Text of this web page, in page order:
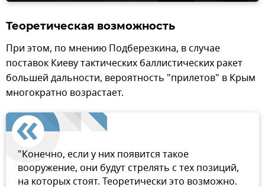
Теоретическая возможность
При этом, по мнению Подберезкина, в случае
поставок Киеву тактических баллистических ракет
большей дальности, вероятность "прилетов" в Крым
многократно возрастает.
"Конечно, если у них появится такое
вооружение, они будут стрелять с тех позиций,
на которых стоят. Теоретически это возможно.